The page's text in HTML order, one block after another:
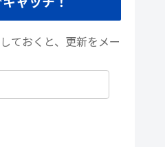
ておくと、更新をメー